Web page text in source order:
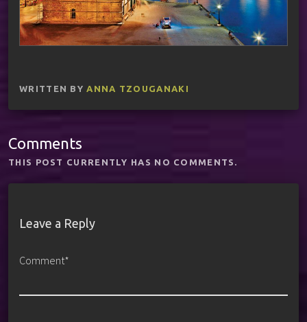
WRITTEN BYANNA TZOUGANAKI
Comments
THIS POST CURRENTLY HAS NO COMMENTS.
Leave a Reply
Comment*